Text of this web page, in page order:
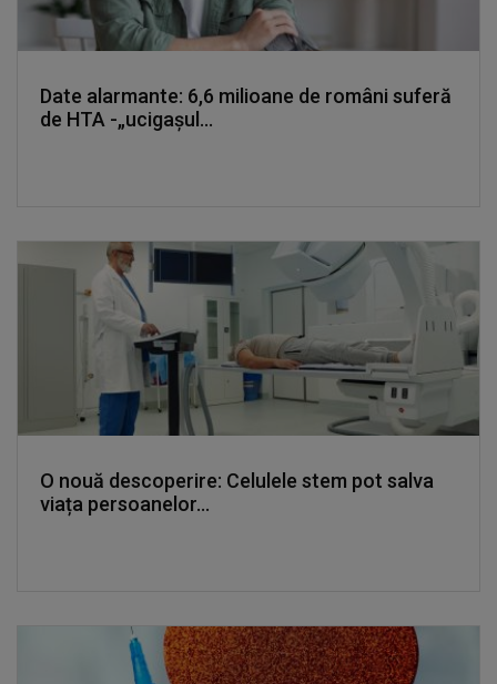
Date alarmante: 6,6 milioane de români suferă
de HTA -„ucigașul...
O nouă descoperire: Celulele stem pot salva
viața persoanelor...